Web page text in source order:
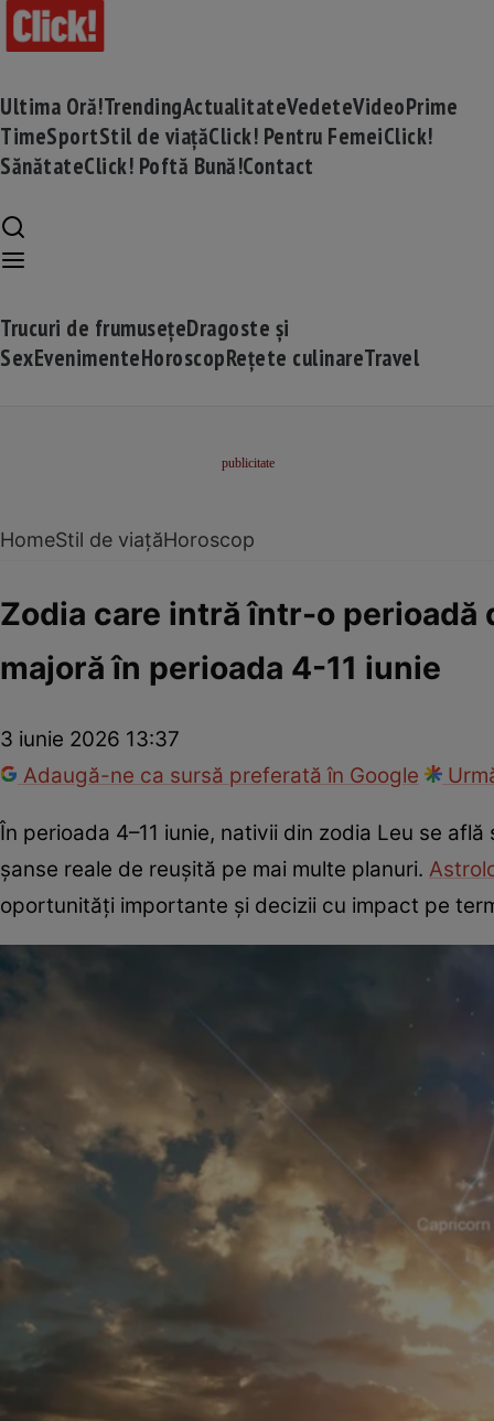
Ultima Oră!TrendingActualitateVedeteVideoPrime
TimeSportStil de viațăClick! Pentru FemeiClick!
SănătateClick! Poftă Bună!Contact
Trucuri de frumusețeDragoste și
SexEvenimenteHoroscopRețete culinareTravel
HomeStil de viațăHoroscop
Zodia care intră într-o perioadă
majoră în perioada 4-11 iunie
3 iunie 2026 13:37
Adaugă-ne ca sursă preferată în Google
În perioada 4–11 iunie, nativii din zodia Leu se
șanse reale de reușită pe mai multe planuri.
oportunități importante și decizii cu impact pe